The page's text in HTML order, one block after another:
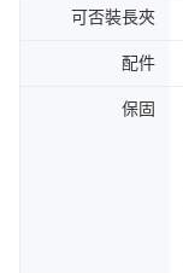
可否裝長夾
配件
保固